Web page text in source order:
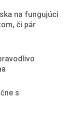
na fungujúci
či pár
s